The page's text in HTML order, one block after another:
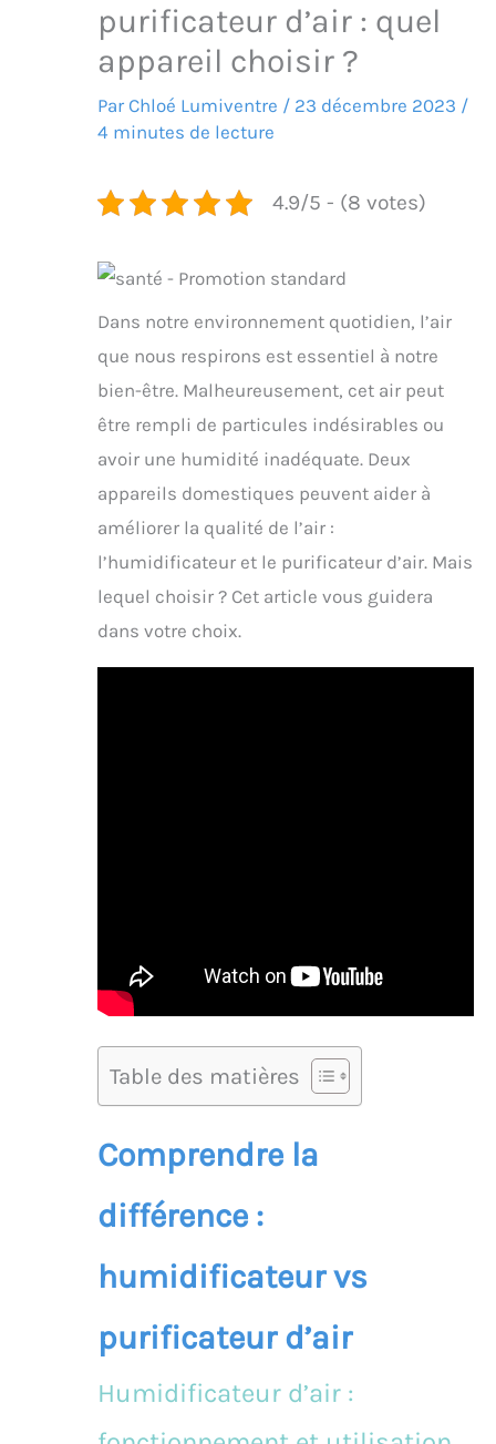
purificateur d’air : quel
appareil choisir ?
Par Chloé Lumiventre / 23 décembre 2023 /
4 minutes de lecture
4.9/5 - (8 votes)
Dans notre environnement quotidien, l’air
que nous respirons est essentiel à notre
bien-être. Malheureusement, cet air peut
être rempli de particules indésirables ou
avoir une humidité inadéquate. Deux
appareils domestiques peuvent aider à
améliorer la qualité de l’air :
l’humidificateur et le purificateur d’air. Mais
lequel choisir ? Cet article vous guidera
dans votre choix.
Table des matières
Comprendre la
différence :
humidificateur vs
purificateur d’air
Humidificateur d’air :